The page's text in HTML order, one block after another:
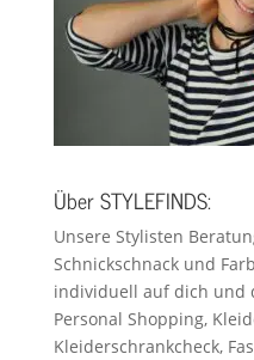
Über STYLEFINDS:
Unsere Stylisten
Schnickschnack und
individuell auf dich und
Personal Shopping,
Kleiderschrankcheck,